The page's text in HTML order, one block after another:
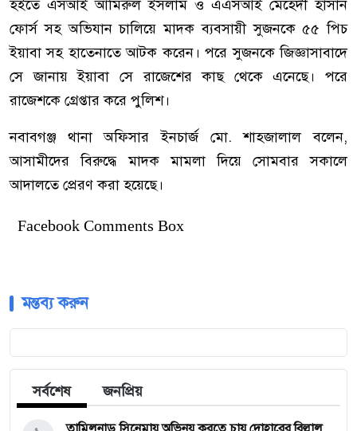
হইতে এসআই আমিরুল ইসলাম ও এএসআই মেহেদী হাসান
ফোর্স সহ অভিযান চালিয়ে মাদক ব্যবসায়ী সুজনকে ৫৫ পিচ
ইয়াবা সহ হাতেনাতে আটক করেন। পরে সুজনকে জিজ্ঞাসাবাদে
সে জানায় ইয়াবা সে রাজেশের কাছ থেকে এনেছে। পরে
রাজেশকে গ্রেপ্তার করে পুলিশ।
নবাবগঞ্জ থানা অফিসার ইনচার্জ মো. শাহজালাল বলেন,
আসামীদের বিরুদ্ধে মাদক মামলা দিয়ে সোমবার সকালে
আদালতে প্রেরণ করা হয়েছে।
Facebook Comments Box
মন্তব্য করুন
সর্বশেষ জনপ্রিয়